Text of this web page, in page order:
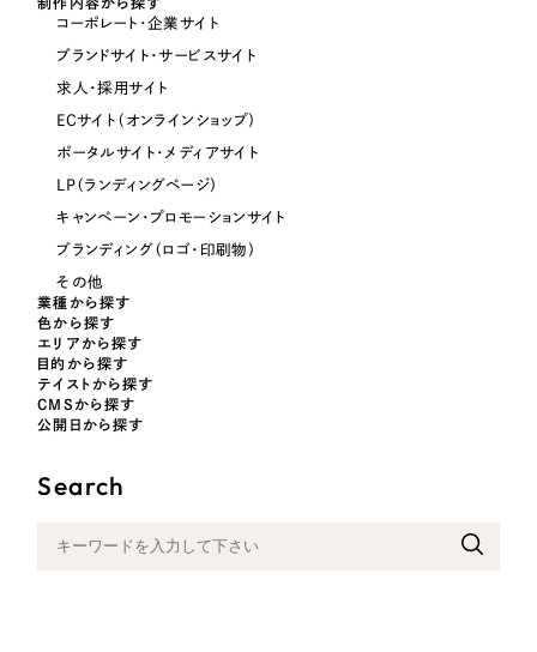
オレンジ・橙色
パープル・紫色
ピンク・桃色
カラフル・多色
その他
コーポレート・企業サイト
ブランドサイト・サービスサイト
求人・採用サイト
ECサイト（オンラインショップ）
ポータルサイト・メディアサイト
LP（ランディングページ）
キャンペーン・プロモーションサイト
ブランディング（ロゴ・印刷物）
その他
業種から探す
色から探す
エリアから探す
目的から探す
テイストから探す
CMSから探す
公開日から探す
Search